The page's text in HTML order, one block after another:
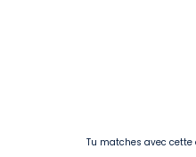
Tu matches avec